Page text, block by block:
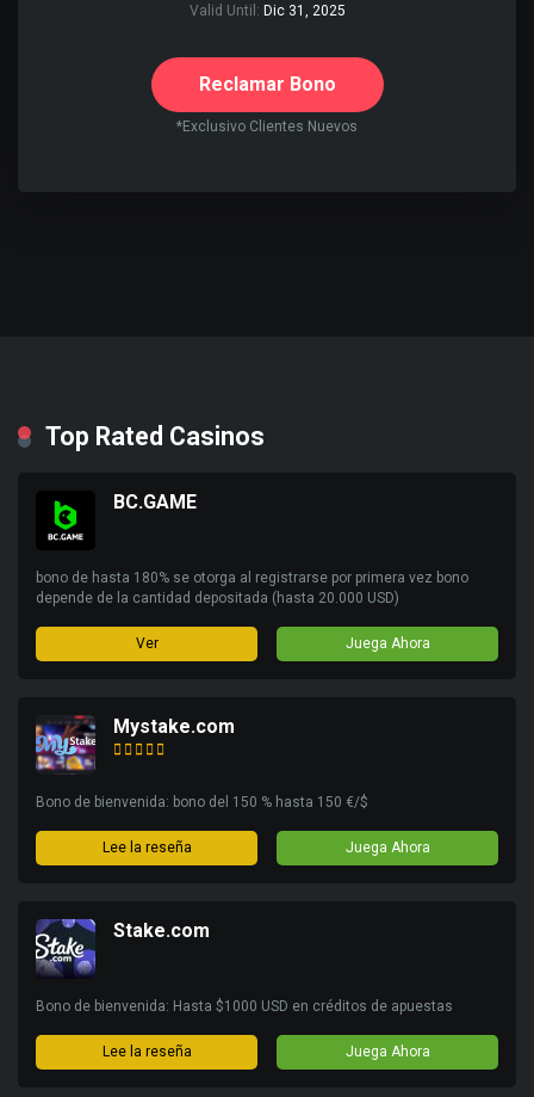
Valid Until: Dic 31, 2025
Reclamar Bono
*Exclusivo Clientes Nuevos
Top Rated Casinos
BC.GAME
bono de hasta 180% se otorga al registrarse por primera vez bono
depende de la cantidad depositada (hasta 20.000 USD)
Ver Juega Ahora
Mystake.com
Bono de bienvenida: bono del 150 % hasta 150 €/$
Lee la reseña Juega Ahora
Stake.com
Bono de bienvenida: Hasta $1000 USD en créditos de apuestas
Lee la reseña Juega Ahora